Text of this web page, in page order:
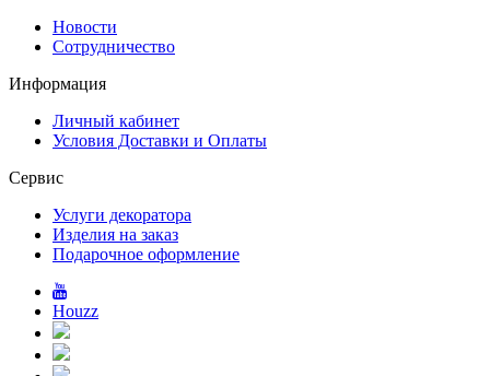
Новости
Сотрудничество
Информация
Личный кабинет
Условия Доставки и Оплаты
Сервис
Услуги декоратора
Изделия на заказ
Подарочное оформление
Houzz